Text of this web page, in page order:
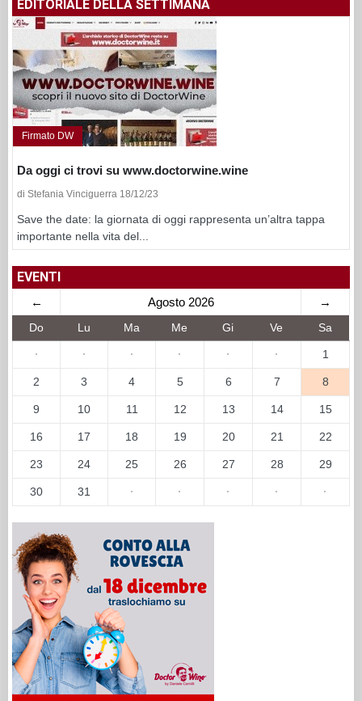
EDITORIALE DELLA SETTIMANA
Firmato DW
Da oggi ci trovi su www.doctorwine.wine
di Stefania Vinciguerra 18/12/23
Save the date: la giornata di oggi rappresenta un’altra tappa
importante nella vita del...
EVENTI
← Agosto 2026 →
Do Lu Ma Me Gi Ve Sa
· · · · · · 1
2 3 4 5 6 7 8
9 10 11 12 13 14 15
16 17 18 19 20 21 22
23 24 25 26 27 28 29
30 31 · · · · ·